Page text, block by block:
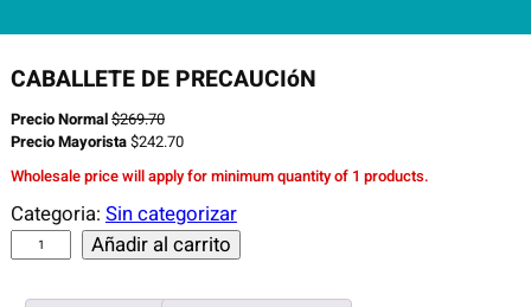
CABALLETE DE PRECAUCIóN
Precio Normal$269.70
Precio Mayorista$242.70
Wholesale price will apply for minimum quantity of 1 products.
Categoria: Sin categorizar
Añadir al carrito